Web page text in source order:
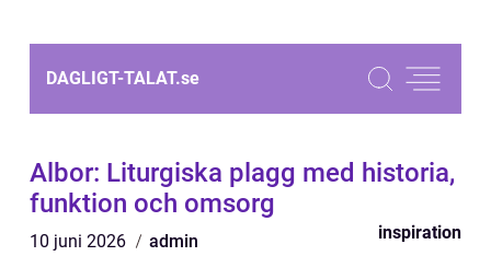
DAGLIGT-TALAT.se
Albor: Liturgiska plagg med historia,
funktion och omsorg
10 juni 2026 admin inspiration